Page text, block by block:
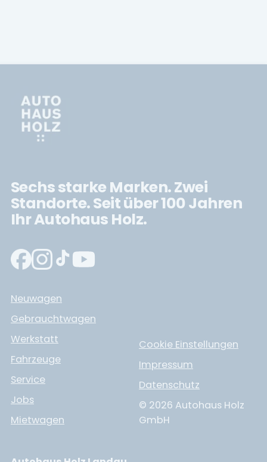
Sechs starke Marken. Zwei
Standorte. Seit über 100 Jahren
Ihr Autohaus Holz.
Neuwagen
Gebrauchtwagen
Werkstatt
Fahrzeuge
Service
Jobs
Mietwagen
Cookie Einstellungen
Impressum
Datenschutz
© 2026 Autohaus Holz
GmbH